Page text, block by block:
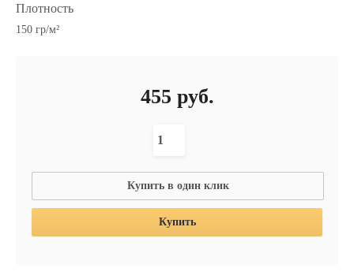
Плотность
150 гр/м²
455 руб.
Купить в один клик
Купить